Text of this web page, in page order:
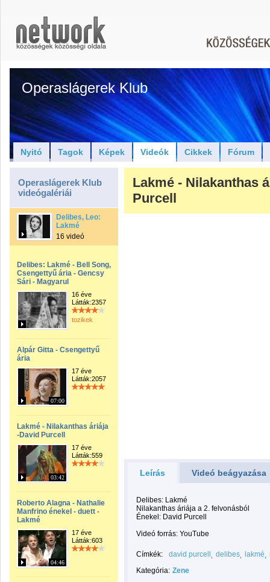
Operaslágerek Klub
Nyitó Tagok Képek Videók Cikkek Fórum
Operaslágerek Klub
videógalériái
Delibes, Leo:
Lakmé
16 videó
Delibes: Lakmé - Bell Song,
Csengettyű ária - Gencsy
Sári - Magyarul
16 éve
Látták:2357
tozikek
Alpár Gitta - Csengettyű
ária
07:00
17 éve
Látták:2057
Lakmé - Nilakanthas áriája
-David Purcell
03:42
17 éve
Látták:559
Roberto Alagna - Nathalie
Manfrino énekel - duett -
Lakmé
04:46
17 éve
Látták:603
Lakmé - Nilakanthas
Purcell
Leírás Videó beágyazása
Delibes: Lakmé
Nilakanthas áriája a 2. felvonásból
Énekel: David Purcell
Videó forrás: YouTube
Címkék: david purcell delibes lakmé
Kategória: Zene